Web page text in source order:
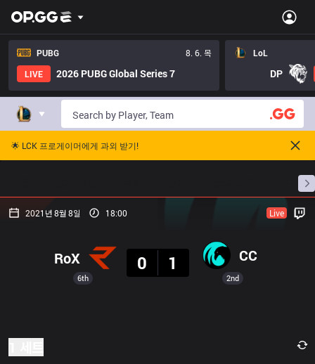
PUBG
8. 6. 목
LIVE
2026 PUBG Global Series 7
LoL
DP
🌟 LCK 프로게이머에게 과외 받기!
프로빌
2021년 8월 8일 18:00 Live
6th
RoX
0
1 CC
2nd